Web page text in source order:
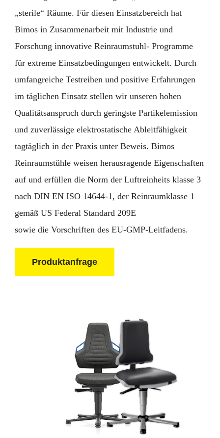
„sterile“ Räume. Für diesen Einsatzbereich hat
Bimos in Zusammenarbeit mit Industrie und
Forschung innovative Reinraumstuhl- Programme
für extreme Einsatzbedingungen entwickelt. Durch
umfangreiche Testreihen und positive Erfahrungen
im täglichen Einsatz stellen wir unseren hohen
Qualitätsanspruch durch geringste Partikelemission
und zuverlässige elektrostatische Ableitfähigkeit
tagtäglich in der Praxis unter Beweis. Bimos
Reinraumstühle weisen herausragende Eigenschaften
auf und erfüllen die Norm der Luftreinheits klasse 3
nach DIN EN ISO 14644-1, der Reinraumklasse 1
gemäß US Federal Standard 209E
sowie die Vorschriften des EU-GMP-Leitfadens.
Produktanfrage